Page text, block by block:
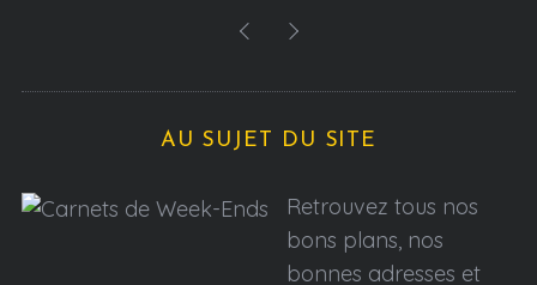
AU SUJET DU SITE
Retrouvez tous nos
bons plans, nos
bonnes adresses et